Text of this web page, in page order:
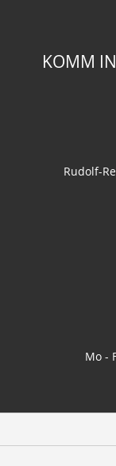
KOMM
Rudolf-
Mo -